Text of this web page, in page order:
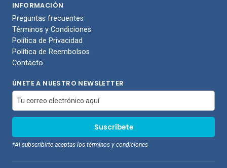
INFORMACIÓN
Preguntas frecuentes
Términos y Condiciones
Política de Privacidad
Política de Reembolsos
Contacto
ÚNETE A NUESTRO NEWSLETTER
*Al subscribirte aceptas los términos y condiciones